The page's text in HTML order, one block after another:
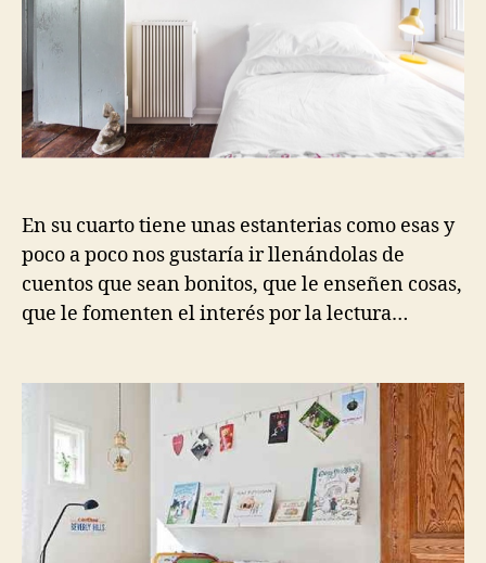
En su cuarto tiene unas estanterias como esas y
poco a poco nos gustaría ir llenándolas de
cuentos que sean bonitos, que le enseñen cosas,
que le fomenten el interés por la lectura…